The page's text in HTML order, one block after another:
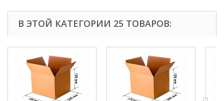
В ЭТОЙ КАТЕГОРИИ 25 ТОВАРОВ: